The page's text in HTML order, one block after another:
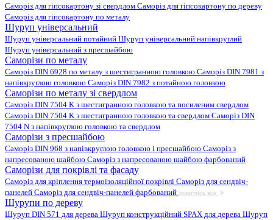
Саморіз для гіпсокартону зі свердлом Саморіз для гіпсокартону по дереву
Саморіз для гіпсокартону по металу
Шуруп універсальний
Шуруп універсальний потайний Шуруп універсальний напівкруглий
Шуруп універсальний з пресшайбою
Саморізи по металу
Саморіз DIN 6928 по металу з шестигранною головкою Саморіз DIN 7981 з
напівкруглою головкою Саморіз DIN 7982 з потайною головкою
Саморізи по металу зі свердлом
Саморіз DIN 7504 K з шестигранною головкою та посиленим свердлом
Саморіз DIN 7504 K з шестигранною головкою та свердлом Саморіз DIN
7504 N з напівкруглою головкою та свердлом
Саморізи з пресшайбою
Саморіз DIN 968 з напівкруглою головкою і пресшайбою Саморіз з
напресованою шайбою Саморіз з напресованою шайбою фарбований
Саморізи для покрівлі та фасаду
Саморіз для кріплення термоізоляційної покрівлі Саморіз для сендвіч-
панелей Саморіз для сендвіч-панелей фарбований дивитись все
Шурупи по дереву
Шуруп DIN 571 для дерева Шуруп конструкційний SPAX для дерева Шуруп